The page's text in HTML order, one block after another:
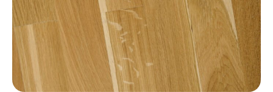
Длина:
Ширина:
Толщина: